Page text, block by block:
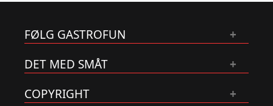
FØLG GASTROFUN
DET MED SMÅT
COPYRIGHT